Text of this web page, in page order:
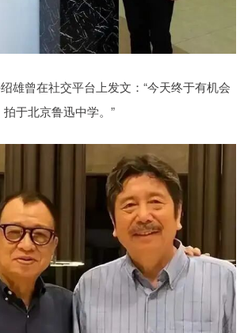
雄曾在社交平台上发文：“今天终于有机会
于北京鲁迅中学。”